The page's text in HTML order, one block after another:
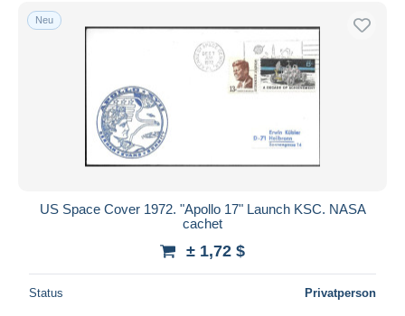
Kostenloser Versand
Banküberweisung
Visa
Mastercard
Gesamte Auswahl aufheben
Wohnsitz des Verkäufers
Neu
US Space Cover 1972. "Apollo 17" Launch KSC. NASA
cachet
± 1,72 $
Status Privatperson